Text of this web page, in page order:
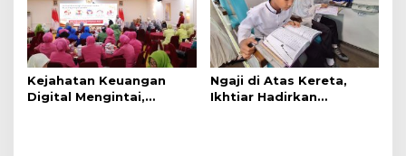
Kejahatan Keuangan
Digital Mengintai,
Ngaji di Atas Kereta,
Ikhtiar Hadirkan